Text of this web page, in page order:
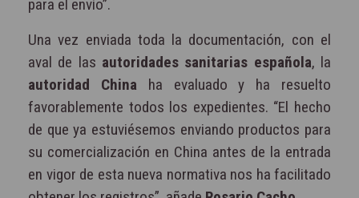
para el envío”.
Una vez enviada toda la documentación, con el
aval de las autoridades sanitarias española, la
autoridad Chinaha evaluado y ha resuelto
favorablemente todos los expedientes. “El hecho
de que ya estuviésemos enviando productos para
su comercialización en China antes de la entrada
en vigor de esta nueva normativa nos ha facilitado